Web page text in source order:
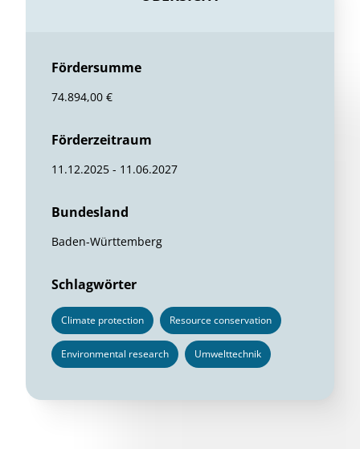
Fördersumme
74.894,00 €
Förderzeitraum
11.12.2025 - 11.06.2027
Bundesland
Baden-Württemberg
Schlagwörter
Climate protection Resource conservation
Environmental research Umwelttechnik